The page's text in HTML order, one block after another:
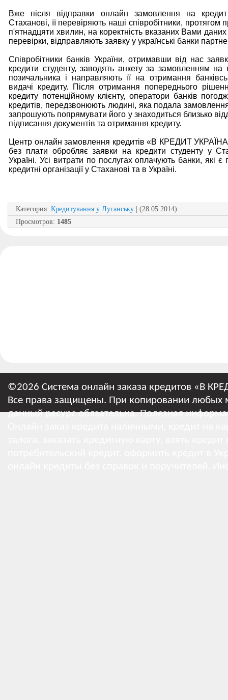
Вже після відправки онлайн замовлення на
Стаханові, її перевіряють наші співробітники, протягом
п'ятнадцяти хвилин, на коректність вказаних Вами
перевірки, відправляють заявку у українські банки
Співробітники банків України, отримавши від нас
кредити студенту, заводять анкету за замовленням на
позичальника і направляють її на отримання
видачі кредиту. Після отримання попереднього
кредиту потенційному клієнту, оператори банків
кредитів, передзвонюють людині, яка подала
запрошують попрямувати його у знаходиться близько
підписання документів та отримання кредиту.
Центр онлайн замовлення кредитів «В КРЕДИТ
без плати обробляє заявки на кредити студенту у
Україні. Усі витрати по послугах оплачують банки, які є
кредитні організації у Стаханові та в Україні.
Категория: Кредитування у Луганську | (28.05.2014)
Просмотров: 1485
©2026 Система онлайн заказа кредитов «В
Все права защищены. При копировании любых
данный ресурс обязательна.Полезная